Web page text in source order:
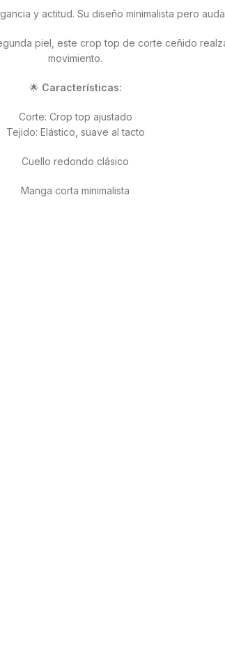
y actitud. Su diseño minimalista pero
piel, este crop top de corte ceñido
movimiento.
🌟 Características:
Corte: Crop top ajustado
Tejido: Elástico, suave al tacto
Cuello redondo clásico
Manga corta minimalista